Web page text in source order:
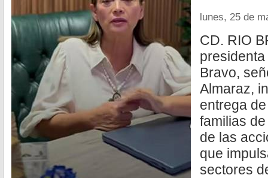
lunes, 25 de
CD. RIO
Bravo,
Almaraz,
entrega
familias
de las
que
sectores